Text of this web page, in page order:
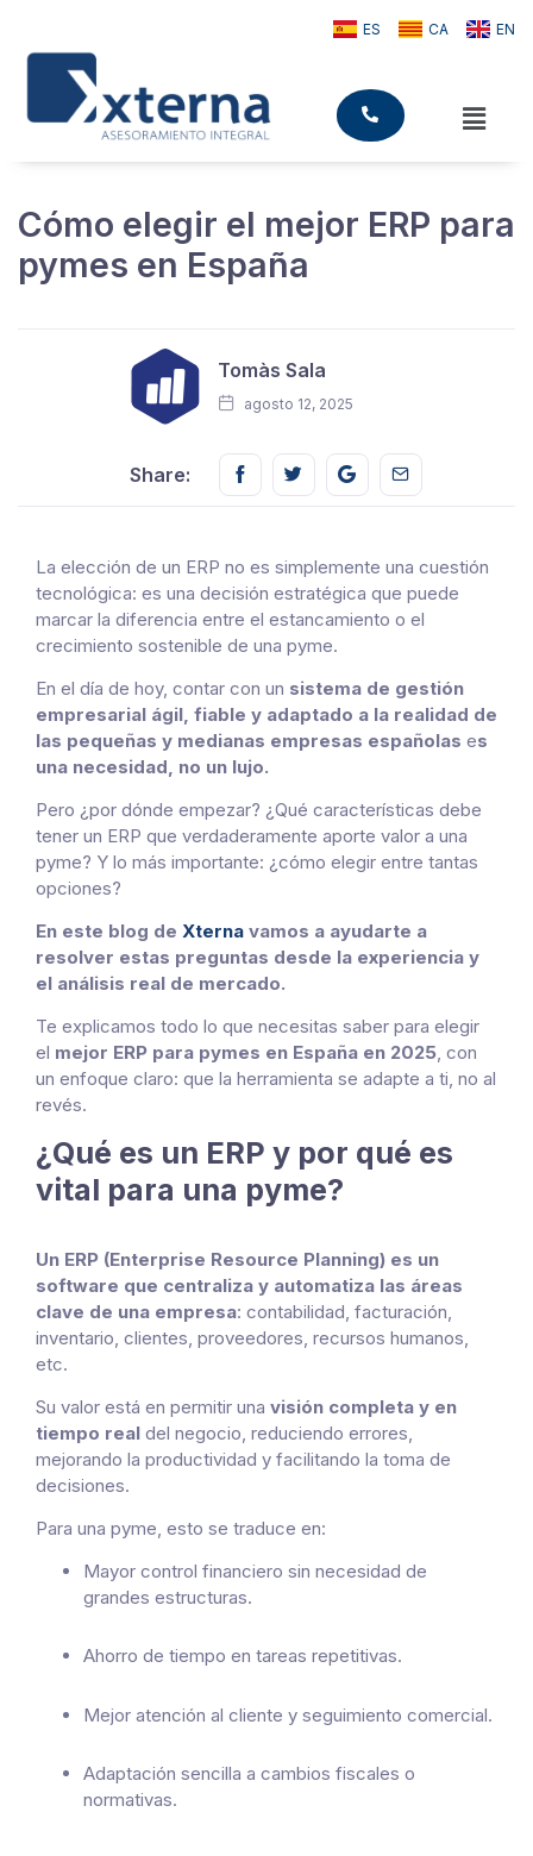
ES CA EN
Cómo elegir el mejor ERP para
pymes en España
Tomàs Sala
agosto 12, 2025
Share: Share this on FaceBook
Share this on Twitter
Share this on GMail
Share this on
La elección de un ERP no es simplemente una cuestión
tecnológica: es una decisión estratégica que puede
marcar la diferencia entre el estancamiento o el
crecimiento sostenible de una pyme.
En el día de hoy, contar con un sistema de gestión
empresarial ágil, fiable y adaptado a la realidad de
las pequeñas y medianas empresas españolas es
una necesidad, no un lujo.
Pero ¿por dónde empezar? ¿Qué características debe
tener un ERP que verdaderamente aporte valor a una
pyme? Y lo más importante: ¿cómo elegir entre tantas
opciones?
En este blog de Xterna vamos a ayudarte a
resolver estas preguntas desde la experiencia y
el análisis real de mercado.
Te explicamos todo lo que necesitas saber para elegir
el mejor ERP para pymes en España en 2025, con
un enfoque claro: que la herramienta se adapte a ti, no al
revés.
¿Qué es un ERP y por qué es
vital para una pyme?
Un ERP (Enterprise Resource Planning) es un
software que centraliza y automatiza las áreas
clave de una empresa: contabilidad, facturación,
inventario, clientes, proveedores, recursos humanos,
etc.
Su valor está en permitir una visión completa y en
tiempo real del negocio, reduciendo errores,
mejorando la productividad y facilitando la toma de
decisiones.
Para una pyme, esto se traduce en:
Mayor control financiero sin necesidad de
grandes estructuras.
Ahorro de tiempo en tareas repetitivas.
Mejor atención al cliente y seguimiento comercial.
Adaptación sencilla a cambios fiscales o
normativas.